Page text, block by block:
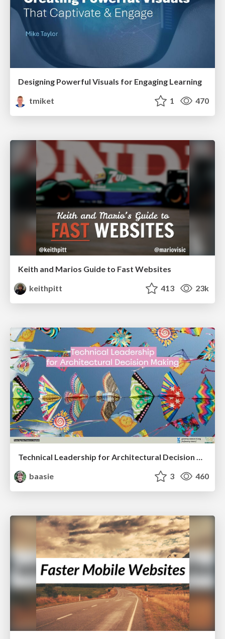
Designing Powerful Visuals for Engaging Learning
tmiket
1 470
Keith and Marios Guide to Fast Websites
keithpitt
413 23k
Technical Leadership for Architectural Decision Making
baasie
3 460